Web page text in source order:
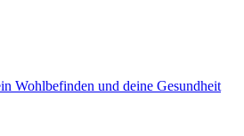
Wohlbefinden und deine Gesundheit